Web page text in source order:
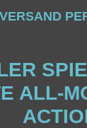
VERSAND
ALL-